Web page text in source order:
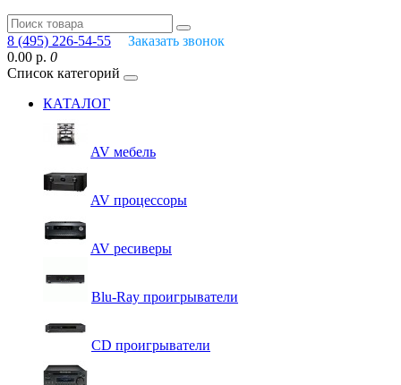
8 (495) 226-54-55
Заказать звонок
0.00 р. 0
Список категорий
КАТАЛОГ
AV мебель
AV процессоры
AV ресиверы
Blu-Ray проигрыватели
CD проигрыватели